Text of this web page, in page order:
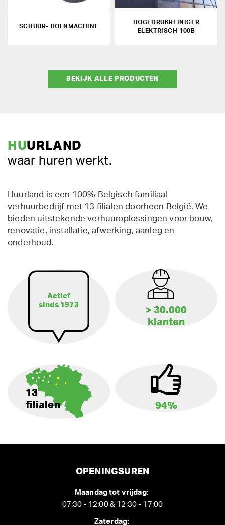
SCHUUR- BOENMACHINE
HOGEDRUKREINIGER
ELEKTRISCH 100B
BEKIJK ALLE PRODUCTEN
HUURLAND
waar huren werkt.
Huurland is een 100% Belgisch familiaal
verhuurbedrijf met 13 filialen doorheen België. We
bieden uitstekende verhuuroplossingen voor bouw,
renovatie, installatie, afwerking, aanleg en
onderhoud.
Actief
sinds 1973
> 30.000
klanten
13
filialen
94%
OPENINGSUREN
Maandag tot vrijdag:
07:30 - 12:00 & 12:30 - 17:00
Zaterdag: